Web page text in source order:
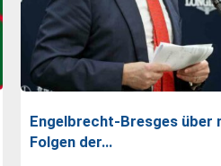
Engelbrecht-Bresges über
Folgen der…